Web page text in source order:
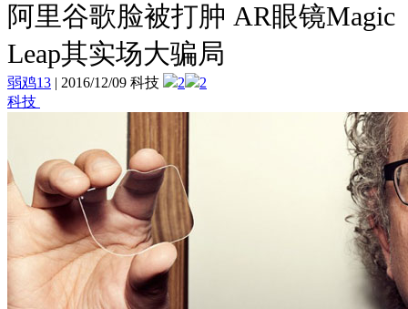
阿里谷歌脸被打肿 AR眼镜Magic
Leap其实场大骗局
弱鸡13 | 2016/12/09 科技 2
2
科技